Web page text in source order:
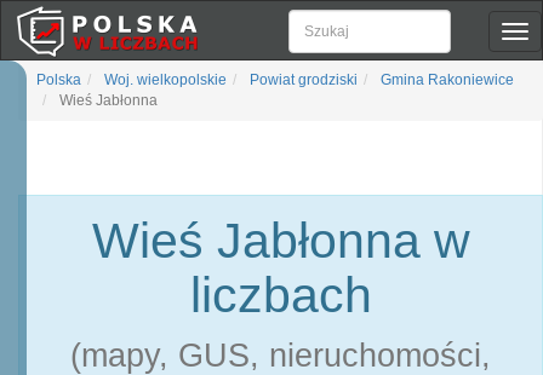
Polska Woj. wielkopolskie Powiat grodziski
Gmina Rakoniewice
Wieś Jabłonna
Wieś Jabłonna w
liczbach
(mapy, GUS, nieruchomości,